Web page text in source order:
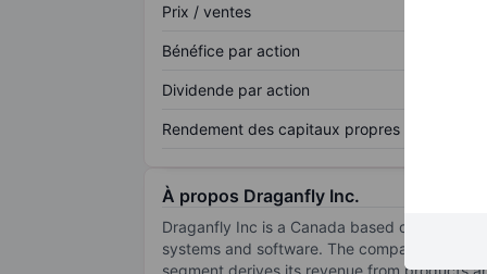
Prix / ventes
Bénéfice par action
Dividende par action
Rendement des capitaux propres
À propos Draganfly Inc.
Draganfly Inc is a Canada based company.
systems and software. The company